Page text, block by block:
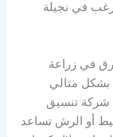
في نجيلة
في زراعة
بشكل مثالي
شركة تنسيق
أو الرش تساعد